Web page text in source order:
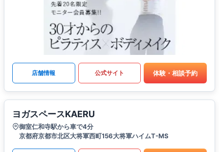
店舗情報 公式サイト 体験・相談予約
ヨガスペースKAERU
御室仁和寺駅から車で4分
京都府京都市北区大将軍西町156大将軍ハイムT-MS